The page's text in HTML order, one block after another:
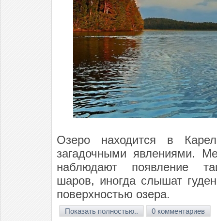
Озеро находится в
загадочными явлениями.
наблюдают появление
шаров, иногда слышат
поверхностью озера.
Показать полностью.. 0 комментариев